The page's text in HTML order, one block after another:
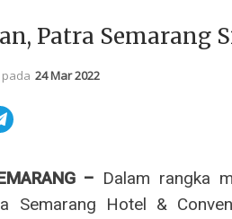
Patra Semarang
pada 24 Mar 2022
– Dalam rangka
Semarang Hotel &